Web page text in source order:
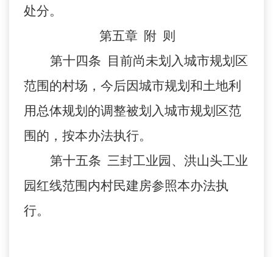
处分。
第五章 附 则
第十四条 目前尚未划入城市规划区
范围的村场，今后因城市规划和土地利
用总体规划的调整被划入城市规划区范
围的，按本办法执行。
第十五条 三封工业园、洪山头工业
园红线范围内村民建房参照本办法执
行。